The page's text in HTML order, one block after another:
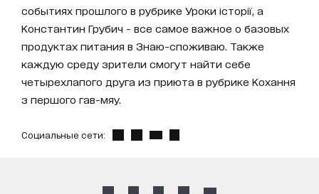
событиях прошлого в рубрике Уроки історії, а
Константин Грубич - все самое важное о базовых
продуктах питания в Знаю-споживаю. Также
каждую среду зрители смогут найти себе
четырехлапого друга из приюта в рубрике Кохання
з першого гав-мяу.
Социальные сети: